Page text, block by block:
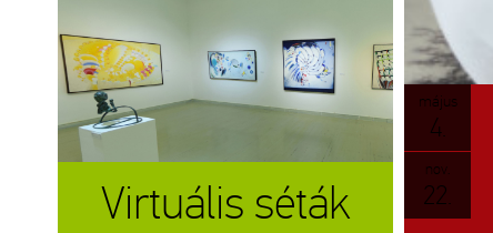
május
4.
nov.
22.
Virtuális séták